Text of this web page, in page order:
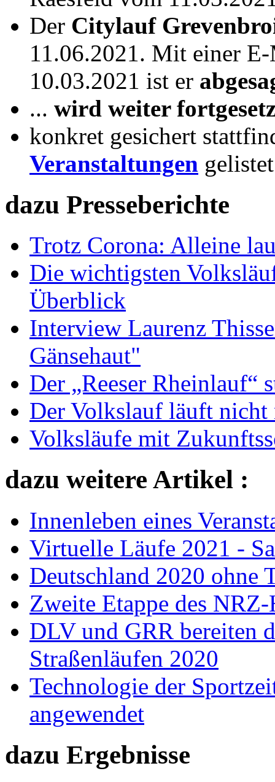
Der Citylauf
11.06.2021. Mit einer
10.03.2021 ist er
... wird weiter
konkret gesichert
Veranstaltungen
dazu Presseberichte
Trotz Corona: Alleine
Die wichtigsten
Überblick
Interview Laurenz
Gänsehaut"
Der „Reeser Rheinlauf“
Der Volkslauf läuft nicht
Volksläufe mit
dazu weitere Artikel :
Innenleben eines
Virtuelle Läufe 2021 -
Deutschland 2020 ohne
Zweite Etappe des
DLV und GRR bereiten
Straßenläufen 2020
Technologie der
angewendet
dazu Ergebnisse